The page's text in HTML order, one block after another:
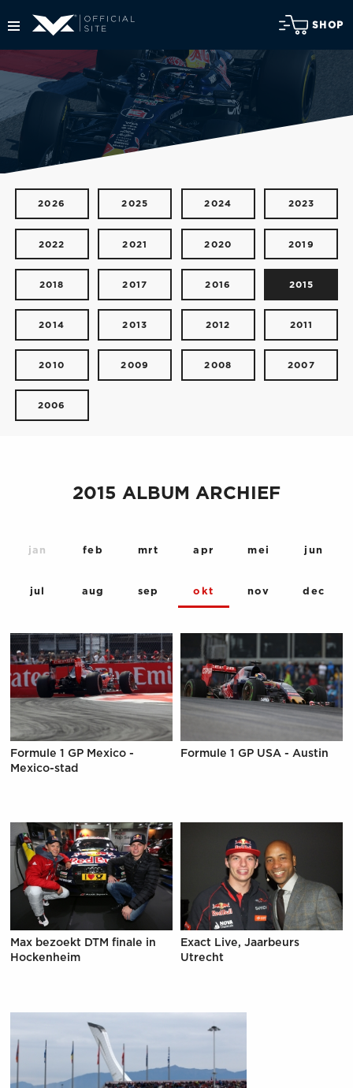
SHOP
2026 2025 2024 2023
2022 2021 2020 2019
2018 2017 2016 2015
2014 2013 2012 2011
2010 2009 2008 2007
2006
2015 ALBUM ARCHIEF
jan feb mrt apr mei jun
jul aug sep okt nov dec
Formule 1 GP Mexico -
Mexico-stad
Formule 1 GP USA - Austin
Max bezoekt DTM finale in
Hockenheim
Exact Live, Jaarbeurs
Utrecht